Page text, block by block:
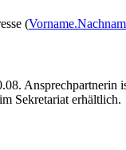
(
Sekretariat erhältlich.